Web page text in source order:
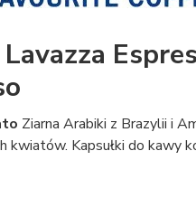
Lavazza
Ziarna Arabiki z Brazylii i
kwiatów. Kapsułki do